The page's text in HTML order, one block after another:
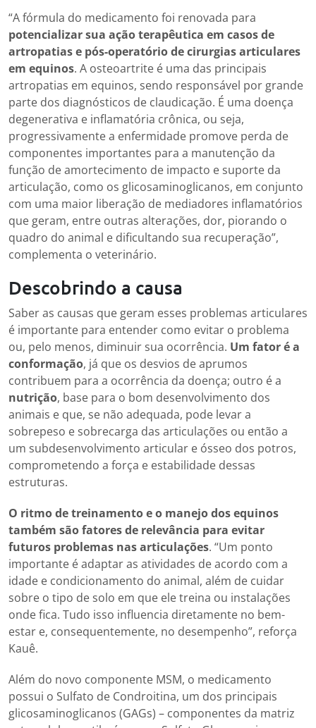
“A fórmula do medicamento foi renovada para
potencializar sua ação terapêutica em casos de
artropatias e pós-operatório de cirurgias articulares
em equinos. A osteoartrite é uma das principais
artropatias em equinos, sendo responsável por grande
parte dos diagnósticos de claudicação. É uma doença
degenerativa e inflamatória crônica, ou seja,
progressivamente a enfermidade promove perda de
componentes importantes para a manutenção da
função de amortecimento de impacto e suporte da
articulação, como os glicosaminoglicanos, em conjunto
com uma maior liberação de mediadores inflamatórios
que geram, entre outras alterações, dor, piorando o
quadro do animal e dificultando sua recuperação”,
complementa o veterinário.
Descobrindo a causa
Saber as causas que geram esses problemas articulares
é importante para entender como evitar o problema
ou, pelo menos, diminuir sua ocorrência. Um fator é a
conformação, já que os desvios de aprumos
contribuem para a ocorrência da doença; outro é a
nutrição, base para o bom desenvolvimento dos
animais e que, se não adequada, pode levar a
sobrepeso e sobrecarga das articulações ou então a
um subdesenvolvimento articular e ósseo dos potros,
comprometendo a força e estabilidade dessas
estruturas.
O ritmo de treinamento e o manejo dos equinos
também são fatores de relevância para evitar
futuros problemas nas articulações. “Um ponto
importante é adaptar as atividades de acordo com a
idade e condicionamento do animal, além de cuidar
sobre o tipo de solo em que ele treina ou instalações
onde fica. Tudo isso influencia diretamente no bem-
estar e, consequentemente, no desempenho”, reforça
Kauê.
Além do novo componente MSM, o medicamento
possui o Sulfato de Condroitina, um dos principais
glicosaminoglicanos (GAGs) – componentes da matriz